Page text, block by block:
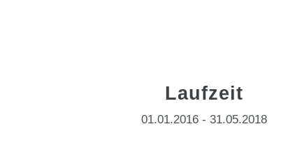
Laufzeit
01.01.2016 - 31.05.2018